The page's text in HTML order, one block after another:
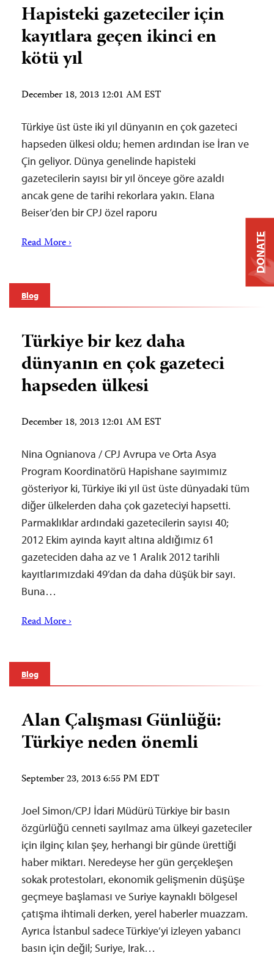
Hapisteki gazeteciler için
kayıtlara geçen ikinci en
kötü yıl
December 18, 2013 12:01 AM EST
Türkiye üst üste iki yıl dünyanın en çok gazeteci
hapseden ülkesi oldu; hemen ardından ise İran ve
Çin geliyor. Dünya genelinde hapisteki
gazetecilerin sayısı bir yıl önceye göre azaldı
ancak gene de tarihi rekorlara yakın. Elana
Beiser’den bir CPJ özel raporu
Read More ›
Blog
Türkiye bir kez daha
dünyanın en çok gazeteci
hapseden ülkesi
December 18, 2013 12:01 AM EST
Nina Ognianova / CPJ Avrupa ve Orta Asya
Program Koordinatörü Hapishane sayımımız
gösteriyor ki, Türkiye iki yıl üst üste dünyadaki tüm
diğer ülkelerden daha çok gazeteciyi hapsetti.
Parmaklıklar ardındaki gazetecilerin sayısı 40;
2012 Ekim ayında kayıt altına aldığımız 61
gazeteciden daha az ve 1 Aralık 2012 tarihli
kayıtlarımızdaki 49’dan da daha düşük bir sayı.
Buna…
Read More ›
Blog
Alan Çalışması Günlüğü:
Türkiye neden önemli
September 23, 2013 6:55 PM EDT
Joel Simon/CPJ İdari Müdürü Türkiye bir basın
özgürlüğü cenneti sayılmaz ama ülkeyi gazeteciler
için ilginç kılan şey, herhangi bir günde ürettiği
haber miktarı. Neredeyse her gün gerçekleşen
sokak protestoları, ekonomik gelişmenin düşüşe
geçmeye başlaması ve Suriye kaynaklı bölgesel
çatışma ihtimali derken, yerel haberler muazzam.
Ayrıca İstanbul sadece Türkiye’yi izleyen yabancı
basın için değil; Suriye, Irak…
DONATE